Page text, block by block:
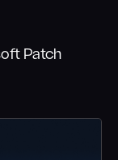
Patch